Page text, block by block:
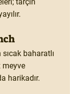
sıcak baharatlı
meyve
harikadır.